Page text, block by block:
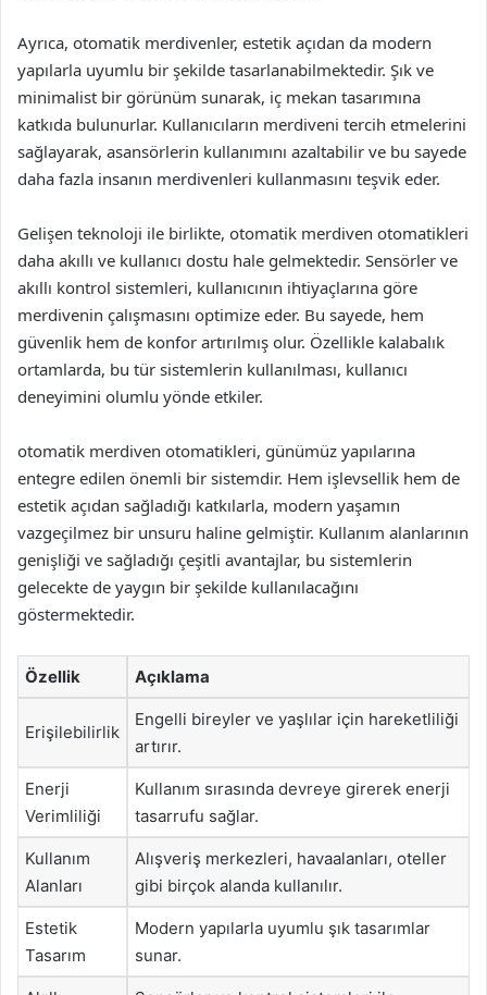
Ayrıca, otomatik merdivenler, estetik açıdan da modern
yapılarla uyumlu bir şekilde tasarlanabilmektedir. Şık ve
minimalist bir görünüm sunarak, iç mekan tasarımına
katkıda bulunurlar. Kullanıcıların merdiveni tercih etmelerini
sağlayarak, asansörlerin kullanımını azaltabilir ve bu sayede
daha fazla insanın merdivenleri kullanmasını teşvik eder.
Gelişen teknoloji ile birlikte, otomatik merdiven otomatikleri
daha akıllı ve kullanıcı dostu hale gelmektedir. Sensörler ve
akıllı kontrol sistemleri, kullanıcının ihtiyaçlarına göre
merdivenin çalışmasını optimize eder. Bu sayede, hem
güvenlik hem de konfor artırılmış olur. Özellikle kalabalık
ortamlarda, bu tür sistemlerin kullanılması, kullanıcı
deneyimini olumlu yönde etkiler.
otomatik merdiven otomatikleri, günümüz yapılarına
entegre edilen önemli bir sistemdir. Hem işlevsellik hem de
estetik açıdan sağladığı katkılarla, modern yaşamın
vazgeçilmez bir unsuru haline gelmiştir. Kullanım alanlarının
genişliği ve sağladığı çeşitli avantajlar, bu sistemlerin
gelecekte de yaygın bir şekilde kullanılacağını
göstermektedir.
Özellik Açıklama
Erişilebilirlik
Engelli bireyler ve yaşlılar için hareketliliği
artırır.
Enerji
Verimliliği
Kullanım sırasında devreye girerek enerji
tasarrufu sağlar.
Kullanım
Alanları
Alışveriş merkezleri, havaalanları, oteller
gibi birçok alanda kullanılır.
Estetik
Tasarım
Modern yapılarla uyumlu şık tasarımlar
sunar.